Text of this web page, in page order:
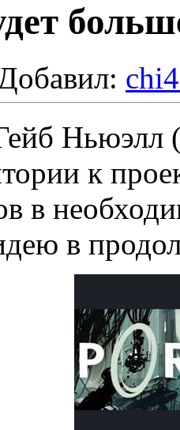
Ньюэлл
к
в
в